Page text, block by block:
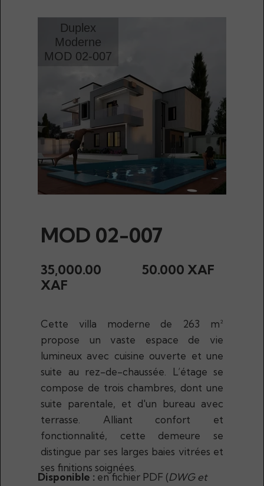
50.000 XAF
35,000.00
XAF
Cette villa moderne de 263 m²
propose un vaste espace de vie
lumineux avec cuisine ouverte et une
suite au rez-de-chaussée. L’étage se
compose de trois chambres, dont une
suite parentale, et d'un bureau avec
terrasse. Alliant confort et
fonctionnalité, cette demeure se
distingue par ses larges baies vitrées et
ses finitions soignées.
Disponible : en fichier PDF (DWG et
Duplex
Moderne
MOD 02-007
MOD 02-007